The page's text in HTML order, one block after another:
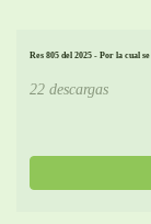
Res 805 del 2025 - Por la cual
22 descargas